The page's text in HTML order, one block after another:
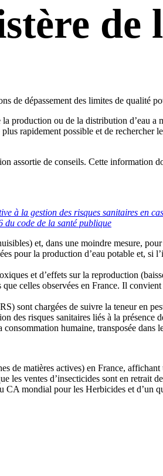
de
dépassement des limites de qualité
production ou de la distribution d’eau a
rapidement possible et de rechercher
assortie de conseils. Cette information
à la gestion des risques sanitaires en
du code de la santé publique
et, dans une moindre mesure,
pour la production d’eau potable et, si
et d’effets sur la reproduction
celles observées en France. Il
sont chargées de suivre la teneur en
des risques sanitaires liés à la
humaine, transposée dans
de matières actives) en France,
ventes d’insecticides sont en retrait
mondial pour les Herbicides et d’un